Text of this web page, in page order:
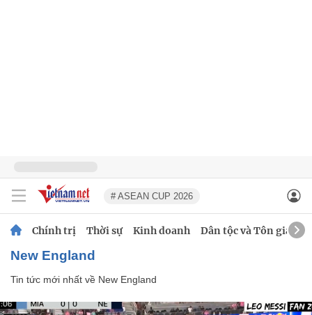
# ASEAN CUP 2026
Chính trị Thời sự Kinh doanh Dân tộc và Tôn giáo
New England
Tin tức mới nhất về New England